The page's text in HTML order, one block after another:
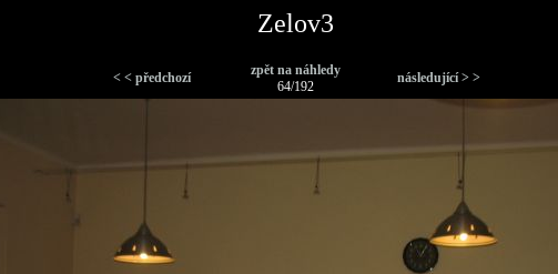
Zelov3
< < předchozí
zpět na náhledy
64/192
následující > >